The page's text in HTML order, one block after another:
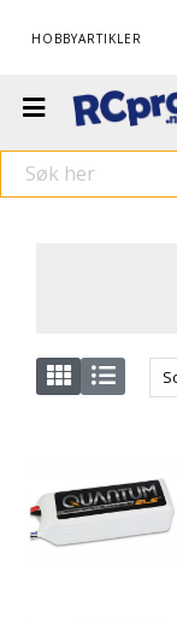
HOBBYARTIKLER